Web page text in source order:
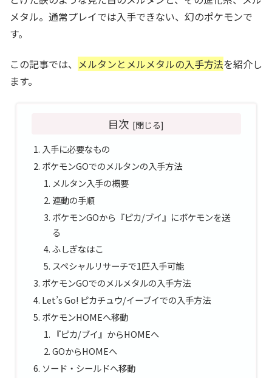
メタル。通常プレイでは入手できない、幻のポケモンで
す。
この記事では、 メルタンとメルメタルの入手方法を紹介し
ます。
目次
入手に必要なもの
ポケモンGOでのメルタンの入手方法
メルタン入手の概要
連動の手順
ポケモンGOから『ピカ/ブイ』にポケモンを送
る
ふしぎなはこ
スペシャルリサーチで1匹入手可能
ポケモンGOでのメルメタルの入手方法
Let’s Go! ピカチュウ/イーブイでの入手方法
ポケモンHOMEへ移動
『ピカ/ブイ』からHOMEへ
GOからHOMEへ
ソード・シールドへ移動